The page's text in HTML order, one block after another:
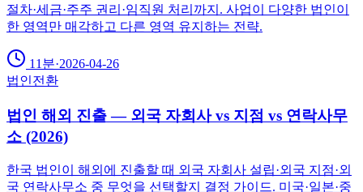
절차·세금·주주 권리·임직원 처리까지. 사업이 다양한 법인이
한 영역만 매각하고 다른 영역 유지하는 전략.
11분·2026-04-26
법인전환
법인 해외 진출 — 외국 자회사 vs 지점 vs 연락사무
소 (2026)
한국 법인이 해외에 진출할 때 외국 자회사 설립·외국 지점·외
국 연락사무소 중 무엇을 선택할지 결정 가이드. 미국·일본·중